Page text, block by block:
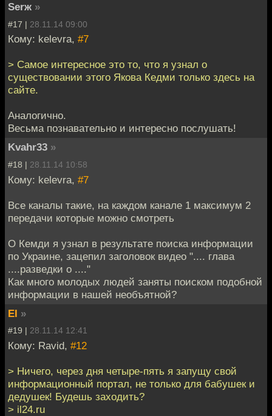
Serж »
#17 | 28.11.14 09:00
Кому: kelevra, #7
> Cамое интересное это то, что я узнал о
существовании этого Якова Кедми только здесь на
сайте.
Аналогично.
Весьма познавательно и интересно послушать!
Kvahr33 »
#18 | 28.11.14 10:58
Кому: kelevra, #7
Все каналы такие, на каждом канале 1 максимум 2
передачи которые можно смотреть
О Кемди я узнал в результате поиска информации
по Украине, зацепил заголовок видео ".... глава
....разведки о ...."
Как много молодых людей заняты поиском подобной
информации в нашей необъятной?
EI »
#19 | 28.11.14 12:41
Кому: Ravid, #12
> Ничего, через дня четыре-пять я запущу свой
информационный портал, не только для бабушек и
дедушек! Будешь заходить?
> il24.ru